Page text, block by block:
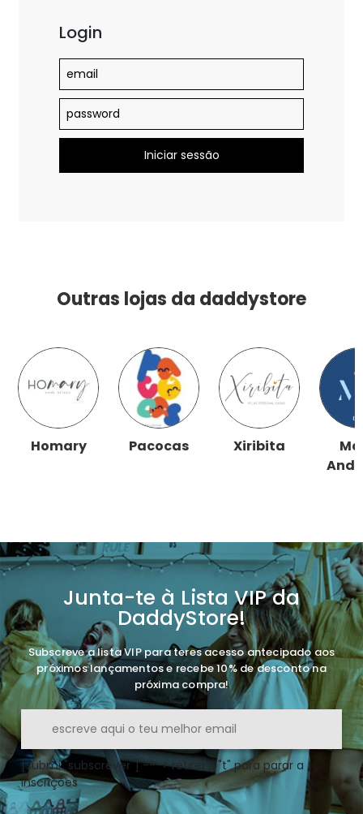
Login
Outras lojas da daddystore
Homary Pacocas Xiribita
Junta-te à Lista VIP da
DaddyStore!
Subscreve a lista VIP para teres acesso antecipado aos
próximos lançamentos e recebe 10% de desconto na
próxima compra!
[submi "subscrever"] ---> retirei o "t" para parar a
inscrições